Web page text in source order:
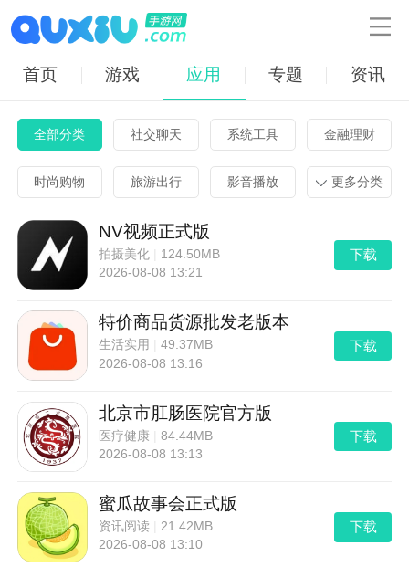

首页 游戏 应用 专题 资讯
全部分类 社交聊天 系统工具 金融理财
时尚购物 旅游出行 影音播放 更多分类
NV视频正式版
拍摄美化
124.50MB
2026-08-08 13:21
下载
特价商品货源批发老版本
生活实用 |49.37MB
2026-08-08 13:16
下载
北京市肛肠医院官方版
医疗健康 |84.44MB
2026-08-08 13:13
下载
蜜瓜故事会正式版
资讯阅读
21.42MB
2026-08-08 13:10
下载